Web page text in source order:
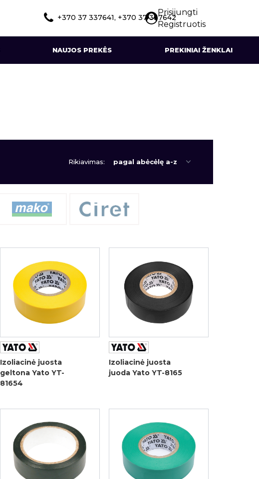
Prisijungti
Registruotis
+370 37 337641, +370 37 337642
NAUJOS PREKĖS PREKINIAI ŽENKLAI
Rikiavimas:
Izoliacinė juosta
geltona Yato YT-
81654
Izoliacinė juosta
juoda Yato YT-8165